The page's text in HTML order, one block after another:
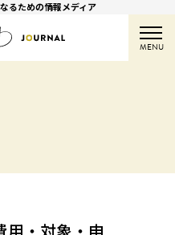
るための情報メディア
MENU